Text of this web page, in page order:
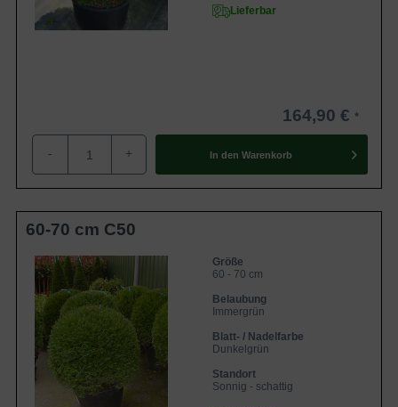
Lieferbar
164,90 €
- + In den Warenkorb
60-70 cm C50
Größe
60 - 70 cm
Belaubung
Immergrün
Blatt- / Nadelfarbe
Dunkelgrün
Standort
Sonnig - schattig